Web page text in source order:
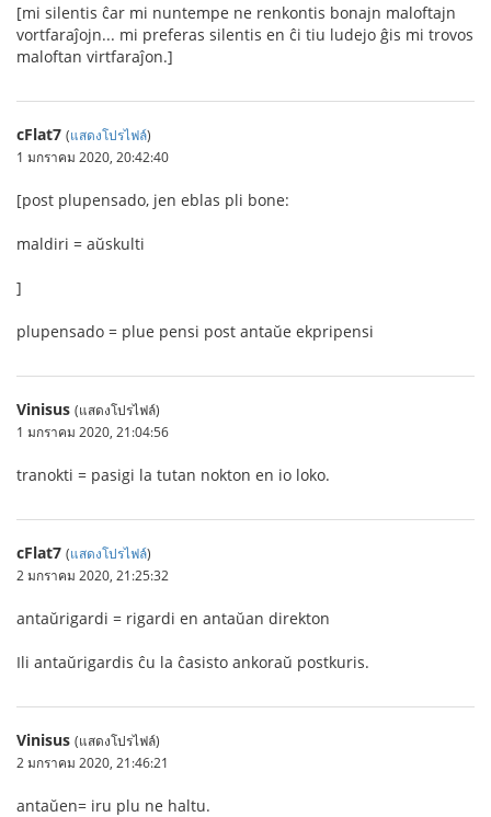
[mi silentis ĉar mi nuntempe ne renkontis bonajn maloftajn
vortfaraĵojn... mi preferas silentis en ĉi tiu ludejo ĝis mi trovos
maloftan virtfaraĵon.]
cFlat7 (แสดงโปรไฟล์)
1 มกราคม 2020, 20:42:40
[post plupensado, jen eblas pli bone:
maldiri = aŭskulti
]
plupensado = plue pensi post antaŭe ekpripensi
Vinisus (แสดงโปรไฟล์)
1 มกราคม 2020, 21:04:56
tranokti = pasigi la tutan nokton en io loko.
cFlat7 (แสดงโปรไฟล์)
2 มกราคม 2020, 21:25:32
antaŭrigardi = rigardi en antaŭan direkton
Ili antaŭrigardis ĉu la ĉasisto ankoraŭ postkuris.
Vinisus (แสดงโปรไฟล์)
2 มกราคม 2020, 21:46:21
antaŭen= iru plu ne haltu.